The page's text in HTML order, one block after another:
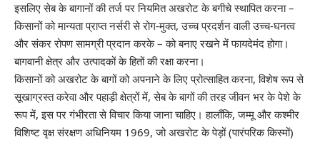
इसलिए सेब के बागानों की तर्ज पर नियमित अखरोट के बगीचे स्थापित करना –
किसानों को मान्यता प्राप्त नर्सरी से रोग-मुक्त, उच्च प्रदर्शन वाली उच्च-घनत्व
और संकर रोपण सामग्री प्रदान करके – को बनाए रखने में फायदेमंद होगा।
बागवानी क्षेत्र और उत्पादकों के हितों की रक्षा करना।
किसानों को अखरोट के बागों को अपनाने के लिए प्रोत्साहित करना, विशेष रूप से
सूखाग्रस्त करेवा और पहाड़ी क्षेत्रों में, सेब के बागों की तरह जीवन भर के पेशे के
रूप में, इस पर गंभीरता से विचार किया जाना चाहिए। हालाँकि, जम्मू और कश्मीर
विशिष्ट वृक्ष संरक्षण अधिनियम 1969, जो अखरोट के पेड़ों (पारंपरिक किस्मों)